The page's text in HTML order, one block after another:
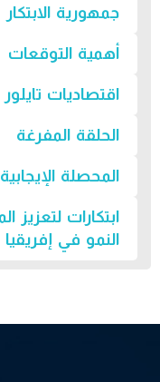
جمهورية الابتكار
أهمية التوقعات
اقتصاديات
الحلقة المفرغة
المحصلة الإيجابية
ابتكارات لتعزيز
النمو في إفريقيا